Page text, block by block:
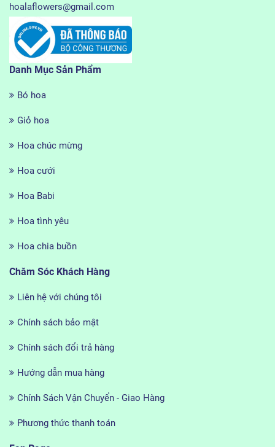
hoalaflowers@gmail.com
Danh Mục Sản Phẩm
Bó hoa
Giỏ hoa
Hoa chúc mừng
Hoa cưới
Hoa Babi
Hoa tình yêu
Hoa chia buồn
Chăm Sóc Khách Hàng
Liên hệ với chúng tôi
Chính sách bảo mật
Chính sách đổi trả hàng
Hướng dẫn mua hàng
Chính Sách Vận Chuyển - Giao Hàng
Phương thức thanh toán